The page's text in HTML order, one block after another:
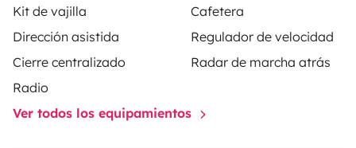
Kit de vajilla
Cafetera
Dirección asistida
Regulador de velocidad
Cierre centralizado
Radar de marcha atrás
Radio
Ver todos los equipamientos